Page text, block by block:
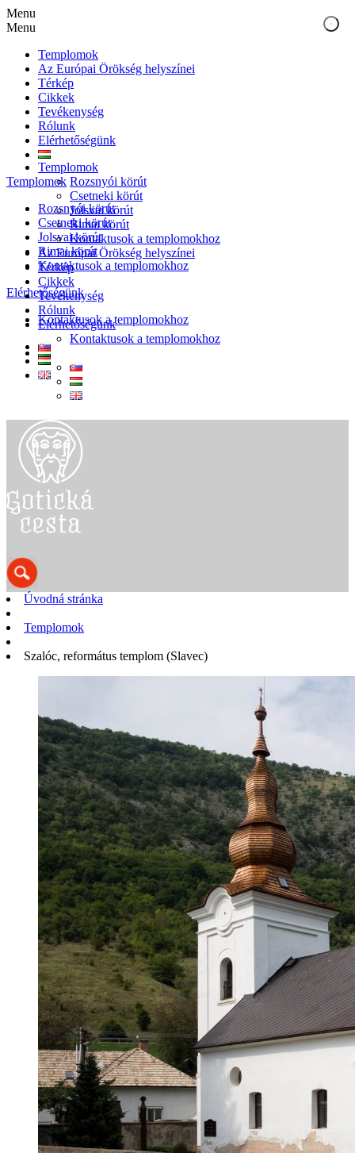
Menu
Menu
Templomok
Az Európai Örökség helyszínei
Térkép
Cikkek
Tevékenység
Rólunk
Elérhetőségünk
Templomok
Rozsnyói körút
Csetneki körút
Jolsvai körút
Rimai körút
Kontaktusok a templomokhoz
Elérhetőségünk
Kontaktusok a templomokhoz
Templomok
Rozsnyói körút
Csetneki körút
Jolsvai körút
Rimai körút
Kontaktusok a templomokhoz
Az Európai Örökség helyszínei
Térkép
Cikkek
Tevékenység
Rólunk
Elérhetőségünk
Kontaktusok a templomokhoz
Úvodná stránka
Templomok
Szalóc, református templom (Slavec)